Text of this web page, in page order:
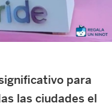
para
las ciudades el